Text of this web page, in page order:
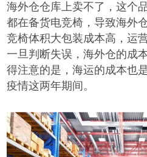
海外仓仓库上卖不了，这个
都在备货电竞椅，导致海外
竞椅体积大包装成本高，运
一旦判断失误，海外仓的成
得注意的是 ，海运的成本也
疫情这两年期间。